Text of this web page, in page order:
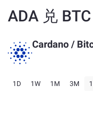
ADA 兑
Cardano /
1D 1W 1M 3M